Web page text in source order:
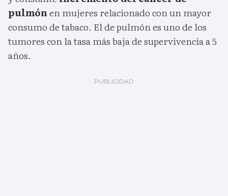
pulmónen mujeres relacionado con un mayor
consumo de tabaco. El de pulmón es uno de los
tumores con la tasa más baja de supervivencia a 5
años.